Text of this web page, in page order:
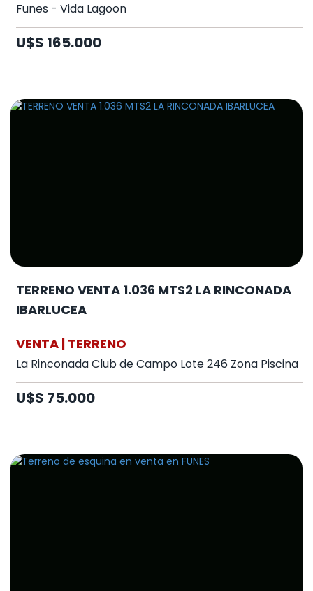
Funes - Vida Lagoon
U$S 165.000
TERRENO VENTA 1.036 MTS2 LA RINCONADA
IBARLUCEA
VENTA | TERRENO
La Rinconada Club de Campo Lote 246 Zona Piscina
U$S 75.000